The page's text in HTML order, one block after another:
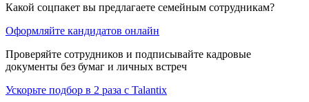
Какой соцпакет вы предлагаете семейным сотрудникам?
Оформляйте кандидатов онлайн
Проверяйте сотрудников и подписывайте кадровые
документы без бумаг и личных встреч
Ускорьте подбор в 2 раза с Talantix